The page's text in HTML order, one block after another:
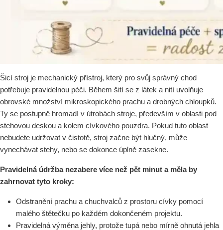
Šicí stroj je mechanický přístroj, který pro svůj správný chod
potřebuje pravidelnou péči. Během šití se z látek a nití uvolňuje
obrovské množství mikroskopického prachu a drobných chloupků.
Ty se postupně hromadí v útrobách stroje, především v oblasti pod
stehovou deskou a kolem cívkového pouzdra. Pokud tuto oblast
nebudete udržovat v čistotě, stroj začne být hlučný, může
vynechávat stehy, nebo se dokonce úplně zasekne.
Pravidelná údržba nezabere více než pět minut a měla by
zahrnovat tyto kroky:
Odstranění prachu a chuchvalců z prostoru cívky pomocí
malého štětečku po každém dokončeném projektu.
Pravidelná výměna jehly, protože tupá nebo mírně ohnutá jehla